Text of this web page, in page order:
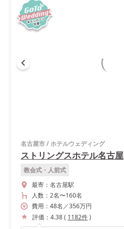
名古屋市/ホテルウェディング
ストリングスホテル名古屋
教会式・人前式
最寄： 名古屋駅
人数： 2名〜160名
費用： 48名 ／356万円
評価： 4.38( 1182件)